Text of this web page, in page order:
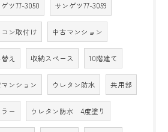
ツ77-3050 サンゲツ77-3059
ン取付け 中古マンション
え 収納スペース 10階建て
ンション ウレタン防水 共用部
ー ウレタン防水 4度塗り